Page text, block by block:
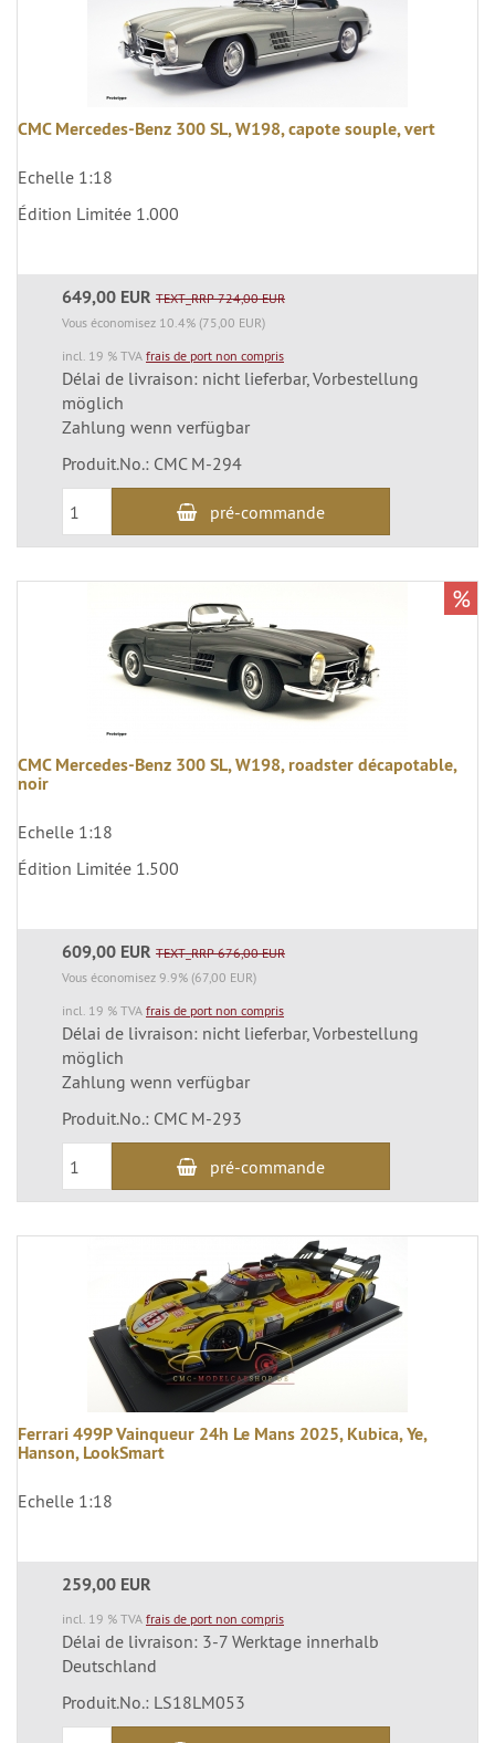
CMC Mercedes-Benz 300 SL, W198, capote souple, vert
Echelle 1:18
Édition Limitée 1.000
649,00 EUR TEXT_RRP 724,00 EUR
Vous économisez 10.4% (75,00 EUR)
incl. 19 % TVA frais de port non compris
Délai de livraison: nicht lieferbar, Vorbestellung
möglich
Zahlung wenn verfügbar
Produit.No.: CMC M-294
pré-commande
CMC Mercedes-Benz 300 SL, W198, roadster décapotable,
noir
Echelle 1:18
Édition Limitée 1.500
609,00 EUR TEXT_RRP 676,00 EUR
Vous économisez 9.9% (67,00 EUR)
incl. 19 % TVA frais de port non compris
Délai de livraison: nicht lieferbar, Vorbestellung
möglich
Zahlung wenn verfügbar
Produit.No.: CMC M-293
pré-commande
%
Ferrari 499P Vainqueur 24h Le Mans 2025, Kubica, Ye,
Hanson, LookSmart
Echelle 1:18
259,00 EUR
incl. 19 % TVA frais de port non compris
Délai de livraison: 3-7 Werktage innerhalb
Deutschland
Produit.No.: LS18LM053